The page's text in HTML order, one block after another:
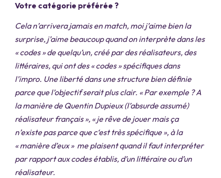
Votre catégorie préférée ?
Cela n’arrivera jamais en match, moi j’aime bien la
surprise, j’aime beaucoup quand on interprète dans les
« codes » de quelqu’un, créé par des réalisateurs, des
littéraires, qui ont des « codes » spécifiques dans
l’impro. Une liberté dans une structure bien définie
parce que l’objectif serait plus clair. « Par exemple ? A
la manière de Quentin Dupieux (l’absurde assumé)
réalisateur français », « je rêve de jouer mais ça
n’existe pas parce que c‘est très spécifique », à la
« manière d’eux » me plaisent quand il faut interpréter
par rapport aux codes établis, d’un littéraire ou d’un
réalisateur.